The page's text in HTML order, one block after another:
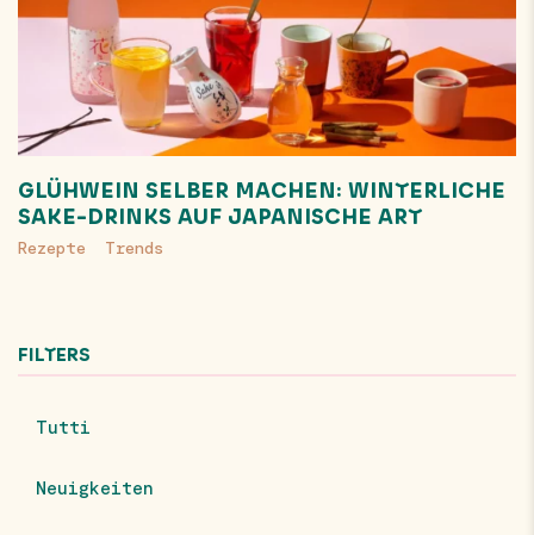
GLÜHWEIN SELBER MACHEN: WINTERLICHE
SAKE-DRINKS AUF JAPANISCHE ART
Rezepte Trends
FILTERS
Tutti
Neuigkeiten